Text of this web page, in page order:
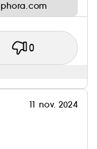
0
11 nov. 2024